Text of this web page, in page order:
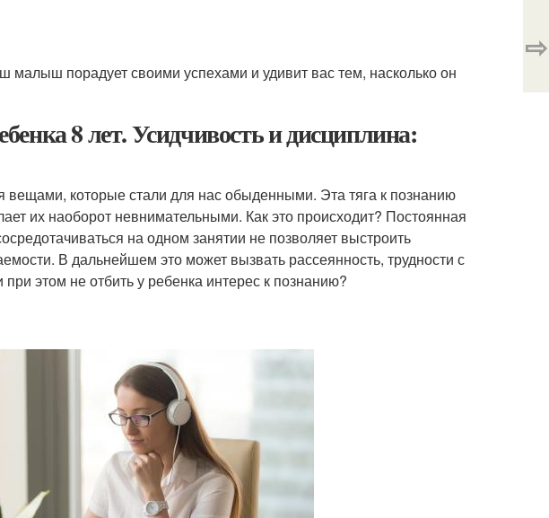
малыш порадует своими успехами и удивит вас тем, насколько он
8 лет. Усидчивость и дисциплина:
которые стали для нас обыденными. Эта тяга к познанию
их наоборот невнимательными. Как это происходит? Постоянная
на одном занятии не позволяет выстроить
В дальнейшем это может вызвать рассеянность, трудности с
этом не отбить у ребенка интерес к познанию?
⇨